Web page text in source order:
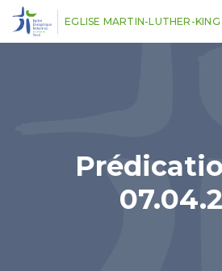
EGLISE MARTIN-LUTHER-KING
Panneau de gestion des cookies